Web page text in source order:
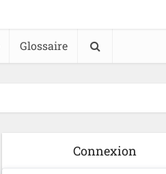
Glossaire
Connexion